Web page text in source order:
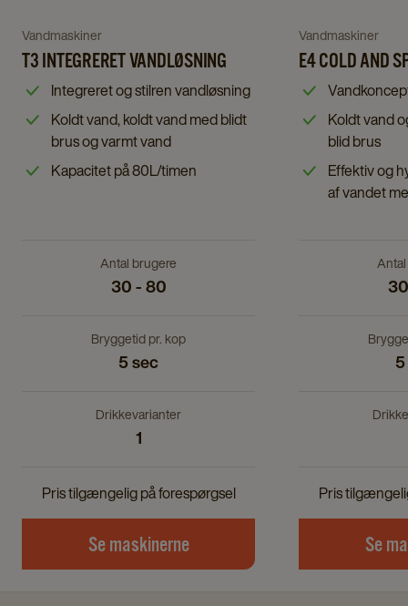
T3
integreret
vandløsning
details
page
Navigate
to
T3
integreret
vandløsning
details
page
Vandmaskiner
T3 INTEGRERET VANDLØSNING
Integreret og stilren vandløsning
Koldt vand, koldt vand med blidt
brus og varmt vand
Kapacitet på 80L/timen
Antal brugere
30 - 80
Bryggetid pr. kop
5 sec
Drikkevarianter
1
Pris tilgængelig på forespørgsel
Se maskinerne
E4
COLD
AND
details
page
Navigate
to
E4
COLD
AND
SPARKLING
details
Vandmaskiner
E4 COLD AND
Koldt vand
blid brus
Effektiv og
af vandet
Pris
Se